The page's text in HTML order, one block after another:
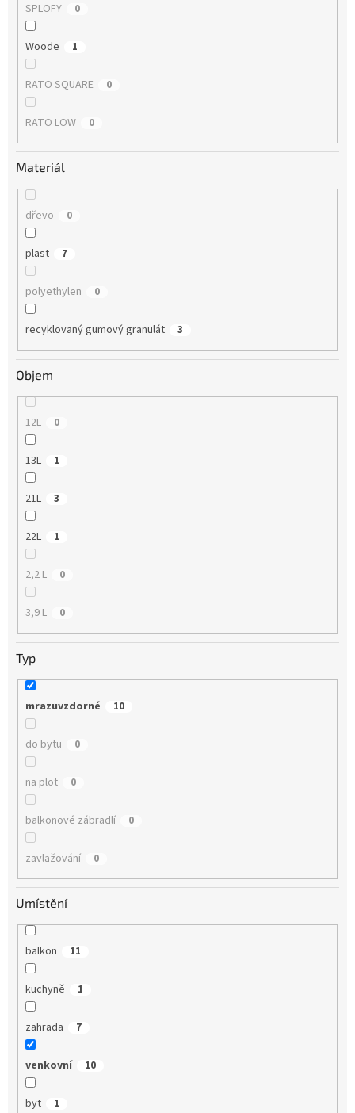
SPLOFY 0
Woode 1
RATO SQUARE 0
RATO LOW 0
Materiál
dřevo 0
plast 7
polyethylen 0
recyklovaný gumový granulát 3
Objem
12L 0
13L 1
21L 3
22L 1
2,2 L 0
3,9 L 0
Typ
mrazuvzdorné 10
do bytu 0
na plot 0
balkonové zábradlí 0
zavlažování 0
Umístění
balkon 11
kuchyně 1
zahrada 7
venkovní 10
byt 1